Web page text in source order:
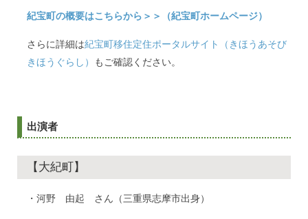
紀宝町の概要はこちらから＞＞（紀宝町ホームページ）
さらに詳細は紀宝町移住定住ポータルサイト（きほうあそび
きほうぐらし）
もご確認ください。
出演者
【大紀町】
・河野 由起 さん（三重県志摩市出身）